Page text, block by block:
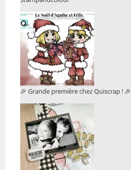
🎉 Grande première chez Quiscrap ! 🎉